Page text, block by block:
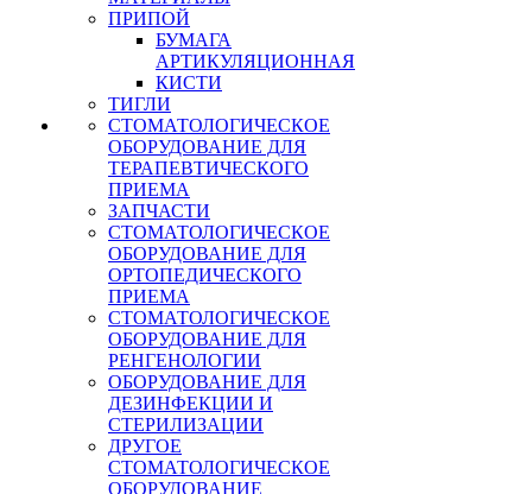
ПРИПОЙ
БУМАГА
АРТИКУЛЯЦИОННАЯ
КИСТИ
ТИГЛИ
СТОМАТОЛОГИЧЕСКОЕ
ОБОРУДОВАНИЕ ДЛЯ
ТЕРАПЕВТИЧЕСКОГО
ПРИЕМА
ЗАПЧАСТИ
СТОМАТОЛОГИЧЕСКОЕ
ОБОРУДОВАНИЕ ДЛЯ
ОРТОПЕДИЧЕСКОГО
ПРИЕМА
СТОМАТОЛОГИЧЕСКОЕ
ОБОРУДОВАНИЕ ДЛЯ
РЕНГЕНОЛОГИИ
ОБОРУДОВАНИЕ ДЛЯ
ДЕЗИНФЕКЦИИ И
СТЕРИЛИЗАЦИИ
ДРУГОЕ
СТОМАТОЛОГИЧЕСКОЕ
ОБОРУДОВАНИЕ